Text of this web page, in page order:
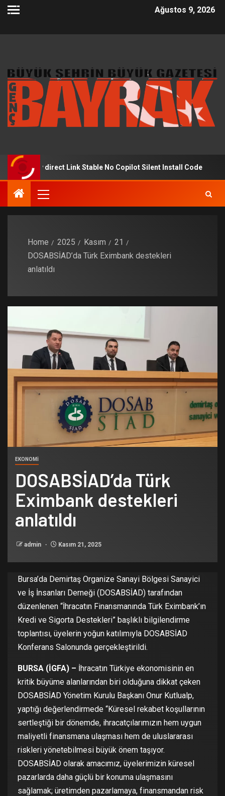
Ağustos 9, 2026
direct Link Stable No Copilot Silent Install Code
Home 2025 Kasım
21
DOSABSİAD’da Türk Eximbank destekleri
anlatıldı
EKONOMİ
DOSABSİAD’da Türk
Eximbank destekleri
anlatıldı
admin Kasım 21, 2025
Bursa’da Demirtaş Organize Sanayi Bölgesi Sanayici
ve İş İnsanları Derneği (DOSABSİAD) tarafından
düzenlenen “İhracatın Finansmanında Türk Eximbank’ın
Kredi ve Sigorta Destekleri” başlıklı bilgilendirme
toplantısı, üyelerin yoğun katılımıyla DOSABSİAD
Konferans Salonunda gerçekleştirildi.
BURSA (İGFA) – İhracatın Türkiye ekonomisinin en
kritik büyüme alanlarından biri olduğuna dikkat çeken
DOSABSİAD Yönetim Kurulu Başkanı Onur Kutlualp,
yaptığı değerlendirmede “Küresel rekabet koşullarının
sertleştiği bir dönemde, ihracatçılarımızın hem uygun
maliyetli finansmana ulaşması hem de uluslararası
riskleri yönetebilmesi büyük önem taşıyor.
DOSABSİAD olarak amacımız, üyelerimizin küresel
pazarlarda daha güçlü bir konuma ulaşmasını
sağlamak; üretimden pazarlamaya, finansmandan risk